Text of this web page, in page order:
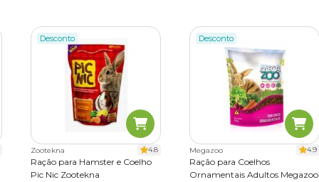
Desconto
Zootekna 4.8
Ração para Hamster e Coelho
Pic Nic Zootekna
Desconto
Megazoo 4.9
Ração para Coelhos
Ornamentais Adultos Megazoo